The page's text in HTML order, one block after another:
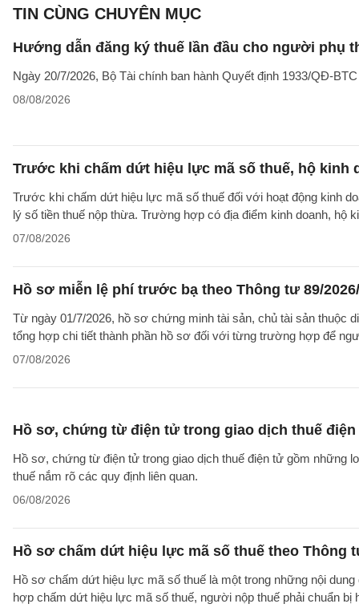
TIN CÙNG CHUYÊN MỤC
Hướng dẫn đăng ký thuế lần đầu cho người phụ
Ngày 20/7/2026, Bộ Tài chính ban hành Quyết định 1933/QĐ-
08/08/2026
Trước khi chấm dứt hiệu lực mã số thuế, hộ kinh
Trước khi chấm dứt hiệu lực mã số thuế đối với hoạt động kinh
lý số tiền thuế nộp thừa. Trường hợp có địa điểm kinh doanh, hộ
07/08/2026
Hồ sơ miễn lệ phí trước bạ theo Thông tư 89/
Từ ngày 01/7/2026, hồ sơ chứng minh tài sản, chủ tài sản thuộc
tổng hợp chi tiết thành phần hồ sơ đối với từng trường hợp để
07/08/2026
Hồ sơ, chứng từ điện tử trong giao dịch thuế điện
Hồ sơ, chứng từ điện tử trong giao dịch thuế điện tử gồm những
thuế nắm rõ các quy định liên quan.
06/08/2026
Hồ sơ chấm dứt hiệu lực mã số thuế theo Thông
Hồ sơ chấm dứt hiệu lực mã số thuế là một trong những nội
hợp chấm dứt hiệu lực mã số thuế, người nộp thuế phải chuẩn bị